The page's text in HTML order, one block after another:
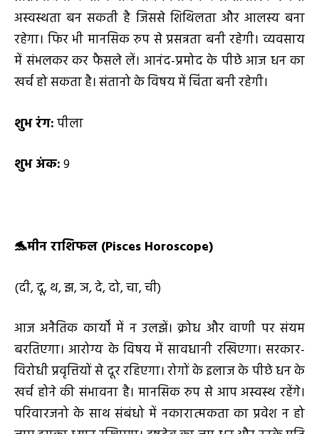
अस्वस्थता बन सकती है जिससे शिथिलता और आलस्य बना
रहेगा। फिर भी मानसिक रुप से प्रसन्नता बनी रहेगी। व्यवसाय
में संभलकर कर फैसले लें। आनंद-प्रमोद के पीछे आज धन का
खर्च हो सकता है। संतानो के विषय में चिंता बनी रहेगी।
शुभ रंग:पीला
शुभ अंक:9
🐬मीन राशिफल (Pisces Horoscope)
(दी, दू, थ, झ, ञ, दे, दो, चा, ची)
आज अनैतिक कार्यों में न उलझें। क्रोध और वाणी पर संयम
बरतिएगा। आरोग्य के विषय में सावधानी रखिएगा। सरकार-
विरोधी प्रवृत्तियों से दूर रहिएगा। रोगों के इलाज के पीछे धन के
खर्च होने की संभावना है। मानसिक रुप से आप अस्वस्थ रहेंगे।
परिवारजनो के साथ संबंधो में नकारात्मकता का प्रवेश न हो